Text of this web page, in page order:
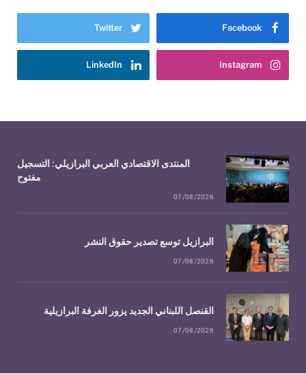
Facebook
Twitter
Instagram
LinkedIn
المنتدى الاقتصادي العربي البرازيلي: التسجيل
مفتوح
07/08/2026
البرازيل توسع تصدير حقوق النشر
07/08/2026
القنصل اللبناني الجديد يزور الغرفة البرازيلية
07/08/2026